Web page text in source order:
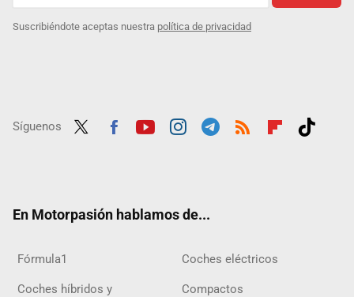
Suscribiéndote aceptas nuestra política de privacidad
Síguenos
En Motorpasión hablamos de...
Fórmula1 Coches eléctricos
Coches híbridos y
Compactos